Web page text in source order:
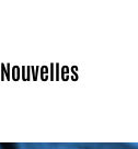
Nouvelles